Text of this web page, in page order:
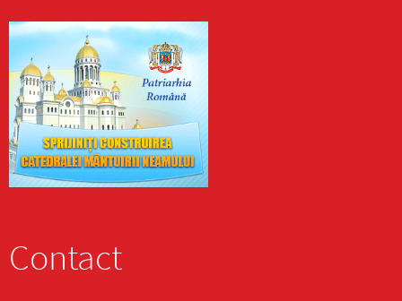
Contact